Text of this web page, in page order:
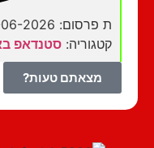
ת פרסום: 26-06-2026
קטגוריה:סטנדאפ באנגלית
מצאתם טעות?